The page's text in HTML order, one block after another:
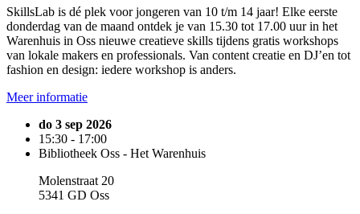
SkillsLab is dé plek voor jongeren van 10 t/m 14 jaar! Elke eerste
donderdag van de maand ontdek je van 15.30 tot 17.00 uur in het
Warenhuis in Oss nieuwe creatieve skills tijdens gratis workshops
van lokale makers en professionals. Van content creatie en DJ’en tot
fashion en design: iedere workshop is anders.
Meer informatie
do 3 sep 2026
15:30 - 17:00
Bibliotheek Oss - Het Warenhuis
Molenstraat 20
5341 GD Oss